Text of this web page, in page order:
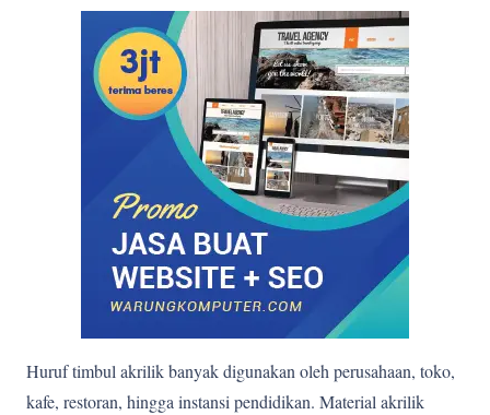
Huruf timbul akrilik banyak digunakan oleh perusahaan, toko,
kafe, restoran, hingga instansi pendidikan. Material akrilik